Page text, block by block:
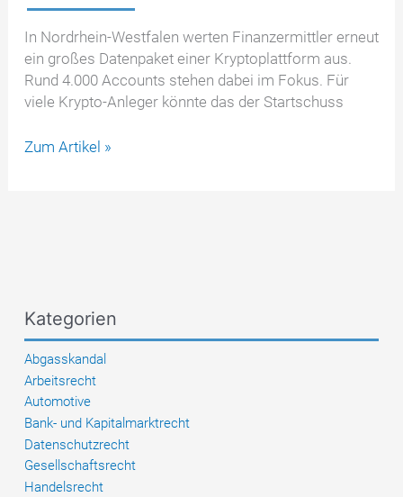
In Nordrhein-Westfalen werten Finanzermittler erneut
ein großes Datenpaket einer Kryptoplattform aus.
Rund 4.000 Accounts stehen dabei im Fokus. Für
viele Krypto-Anleger könnte das der Startschuss
Finanzamt
wissen
muss
Zum Artikel »
Kategorien
Abgasskandal
Arbeitsrecht
Automotive
Bank- und Kapitalmarktrecht
Datenschutzrecht
Gesellschaftsrecht
Handelsrecht